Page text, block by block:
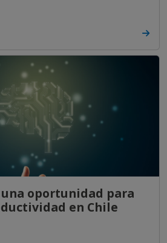
oportunidad para
en Chile